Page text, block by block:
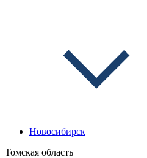
Новосибирск
Томская область